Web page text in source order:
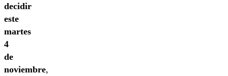
decidir
este
martes
4
de
noviembre,